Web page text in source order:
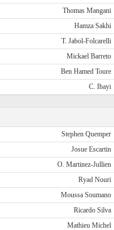
Thomas Mangani
Hamza Sakhi
T. Jabol-Folcarelli
Mickael Barreto
Ben Hamed Toure
C. Ibayi
Stephen Quemper
Josue Escartin
O. Martinez-Jullien
Ryad Nouri
Moussa Soumano
Ricardo Silva
Mathieu Michel